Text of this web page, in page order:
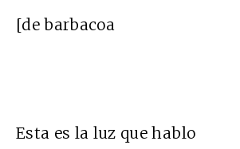
[de barbacoa
Esta es la luz que hablo